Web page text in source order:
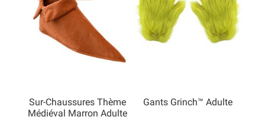
Sur-Chaussures Thème
Médiéval Marron Adulte
Gants Grinch™ Adulte